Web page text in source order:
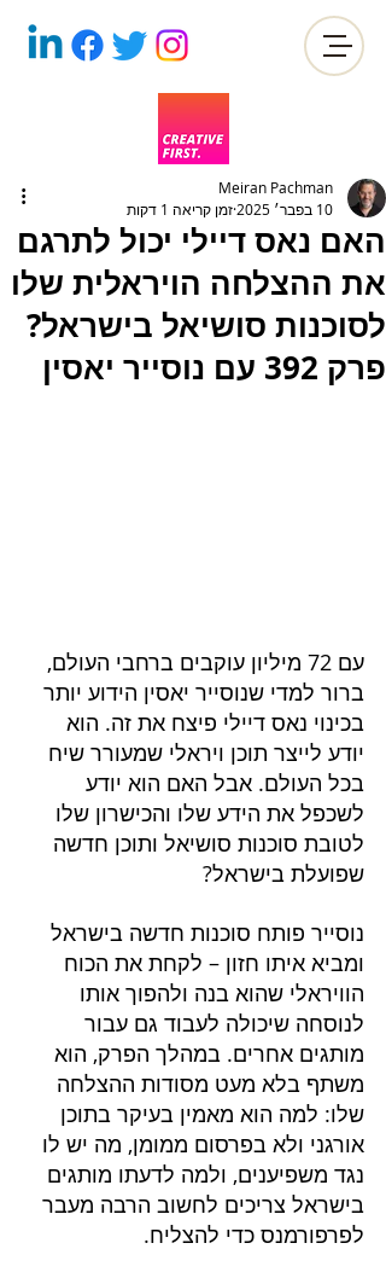
האם נאס דיילי יכול לתרגם
את ההצלחה הויראלית שלו
לסוכנות סושיאל בישראל?
פרק 392 עם נוסייר יאסין
Meiran Pachman
10 בפבר׳ 2025
זמן קריאה 1 דקות
עם 72 מיליון עוקבים ברחבי העולם,
ברור למדי שנוסייר יאסין הידוע יותר
בכינוי נאס דיילי פיצח את זה. הוא
יודע לייצר תוכן ויראלי שמעורר שיח
בכל העולם. אבל האם הוא יודע
לשכפל את הידע שלו והכישרון שלו
לטובת סוכנות סושיאל ותוכן חדשה
שפועלת בישראל?
נוסייר פותח סוכנות חדשה בישראל
ומביא איתו חזון – לקחת את הכוח
הוויראלי שהוא בנה ולהפוך אותו
לנוסחה שיכולה לעבוד גם עבור
מותגים אחרים. במהלך הפרק, הוא
משתף בלא מעט מסודות ההצלחה
שלו: למה הוא מאמין בעיקר בתוכן
אורגני ולא בפרסום ממומן, מה יש לו
נגד משפיענים, ולמה לדעתו מותגים
בישראל צריכים לחשוב הרבה מעבר
לפרפורמנס כדי להצליח.